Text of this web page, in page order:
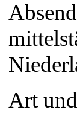
Art